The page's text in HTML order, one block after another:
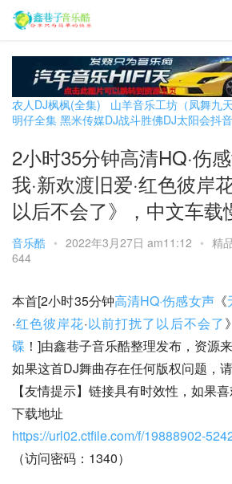
农人DJ枫枫(全集) 山羊音乐工坊（凤舞九天
明仔全集 黑米传媒DJ战斗胜佛DJ太阳会抖
2小时35分钟高清HQ·伤
我·新欢渡旧爱·红色彼岸
以后不会了》，中文车载
音乐酷 • 2022年3月27日 am11:12 • 精
644
本首[2小时35分钟高清HQ·伤感女声《
·红色彼岸花·以前打扰了以后不会了
碟 ！]由鑫巷子音乐酷整理发布，资源
如果这首DJ舞曲存在任何版权问题，
【友情提示】链接具有时效性，如果
下载地址
https://url02.ctfile.com/f/19888902-
（访问密码：1340）